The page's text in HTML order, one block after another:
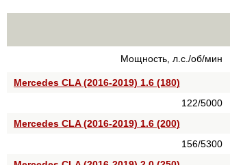
Мощность, л.с./об/мин
Mercedes CLA (2016-2019) 1.6 (180)
122/5000
Mercedes CLA (2016-2019) 1.6 (200)
156/5300